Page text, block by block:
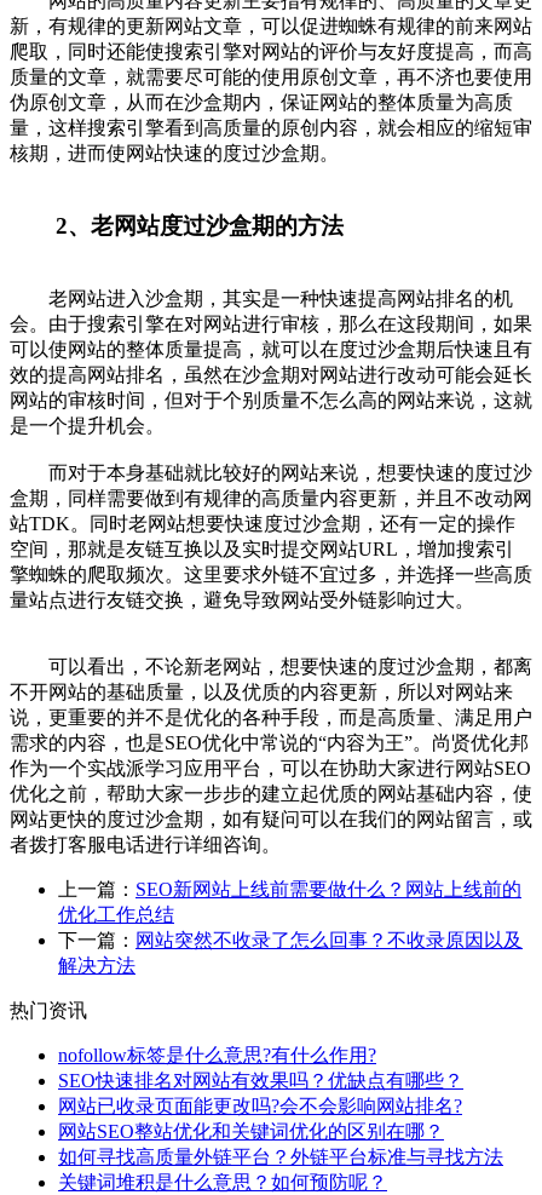
新，有规律的更新网站文章，可以促进蜘蛛有规律的前来网站
爬取，同时还能使搜索引擎对网站的评价与友好度提高，而高
质量的文章，就需要尽可能的使用原创文章，再不济也要使用
伪原创文章，从而在沙盒期内，保证网站的整体质量为高质
量，这样搜索引擎看到高质量的原创内容，就会相应的缩短审
核期，进而使网站快速的度过沙盒期。
2、老网站度过沙盒期的方法
老网站进入沙盒期，其实是一种快速提高网站排名的机
会。由于搜索引擎在对网站进行审核，那么在这段期间，如果
可以使网站的整体质量提高，就可以在度过沙盒期后快速且有
效的提高网站排名，虽然在沙盒期对网站进行改动可能会延长
网站的审核时间，但对于个别质量不怎么高的网站来说，这就
是一个提升机会。
而对于本身基础就比较好的网站来说，想要快速的度过沙
盒期，同样需要做到有规律的高质量内容更新，并且不改动网
站TDK。同时老网站想要快速度过沙盒期，还有一定的操作
空间，那就是友链互换以及实时提交网站URL，增加搜索引
擎蜘蛛的爬取频次。这里要求外链不宜过多，并选择一些高质
量站点进行友链交换，避免导致网站受外链影响过大。
可以看出，不论新老网站，想要快速的度过沙盒期，都离
不开网站的基础质量，以及优质的内容更新，所以对网站来
说，更重要的并不是优化的各种手段，而是高质量、满足用户
需求的内容，也是SEO优化中常说的“内容为王”。尚贤优化邦
作为一个实战派学习应用平台，可以在协助大家进行网站SEO
优化之前，帮助大家一步步的建立起优质的网站基础内容，使
网站更快的度过沙盒期，如有疑问可以在我们的网站留言，或
者拨打客服电话进行详细咨询。
上一篇： SEO新网站上线前需要做什么？网站上线前的
优化工作总结
下一篇： 网站突然不收录了怎么回事？不收录原因以及
解决方法
热门资讯
nofollow标签是什么意思?有什么作用?
SEO快速排名对网站有效果吗？优缺点有哪些？
网站已收录页面能更改吗?会不会影响网站排名?
网站SEO整站优化和关键词优化的区别在哪？
如何寻找高质量外链平台？外链平台标准与寻找方法
关键词堆积是什么意思？如何预防呢？